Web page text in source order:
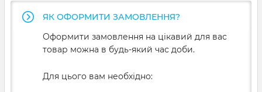
ЯК ОФОРМИТИ ЗАМОВЛЕННЯ?
Оформити замовлення на цікавий для вас
товар можна в будь-який час доби.
Для цього вам необхідно: